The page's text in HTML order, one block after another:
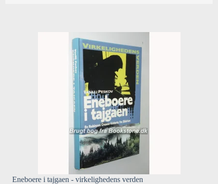
Eneboere i tajgaen - virkelighedens verden